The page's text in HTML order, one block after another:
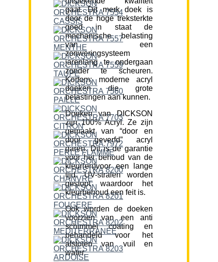
gaat. Dit merk doek is
door de hoge treksterkte
goed in staat de
mechanische belasting
van een
zonweringsysteem
jarenlang te ondergaan
zonder te scheuren.
Kortom; moderne acryl
doeken die grote
belastingen aan kunnen.
Doeken van DICKSON
zijn 100% Acryl. Ze zijn
gemaakt van “door en
door geverfd” acryl
garen. Dit is de garantie
voor het behoud van de
kleur(en)voor een lange
tijd. UV-stralen worden
gestopt waardoor het
kleurbehoud een feit is.
Ook worden de doeken
voorzien van een anti
schimmel coating en
behandeld voor het
afstoten van vuil en
water.